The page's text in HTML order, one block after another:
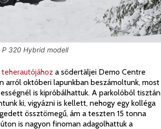
320 Hybrid modell
teherautójához a södertäljei Demo Centre
arról októberi lapunkban beszámoltunk, most
is kipróbálhattuk. A parkolóból tisztán
ki, vigyázni is kellett, nehogy egy kolléga
össztömegű, ám a teszten 15 tonna
is nagyon finoman adagolhattuk a